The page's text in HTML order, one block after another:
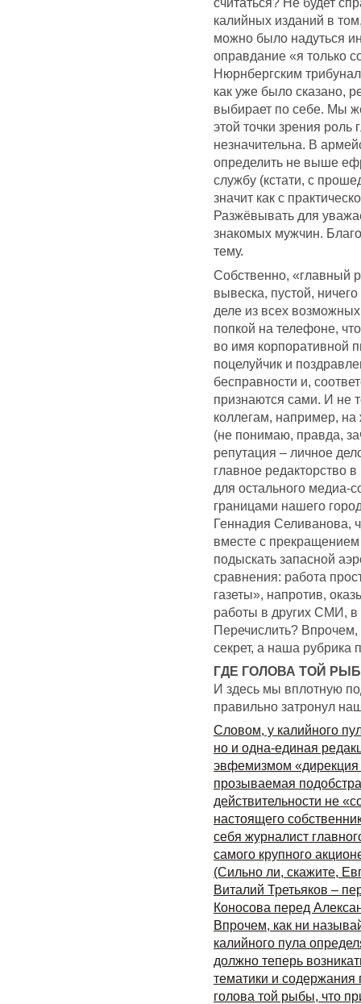
калийных изданий в
можно было надуться
оправдание «я только
Нюрнбергским
как уже было сказано,
выбирает по себе. Мы
этой точки зрения
незначительна. В
определить не выше
службу (кстати, с
значит как с
Разжёвывать для
знакомых мужчин.
тему.
Собственно, «главный
вывеска, пустой,
деле из всех
попкой на телефоне,
во имя корпоративной
поцелуйчик и
бесправности и,
признаются сами. И не
коллегам, например, на
(не понимаю, правда,
репутация – личное
главное редакторство
для остального медиа-
границами нашего
Геннадия Селиванова,
вместе с
подыскать запасной
сравнения: работа
газеты», напротив,
работы в других СМИ, в
Перечислить?
секрет, а наша рубрика
ГДЕ ГОЛОВА ТОЙ
И здесь мы вплотную
правильно затронул
Словом, у калийного
но и одна-единая
эвфемизмом «дирекция
прозываемая
действительности не
настоящего
себя журналист
самого крупного
(Сильно ли, скажите,
Виталий Третьяков –
Коносова перед
Впрочем, как ни
калийного пула
должно теперь
тематики и
голова той рыбы, что